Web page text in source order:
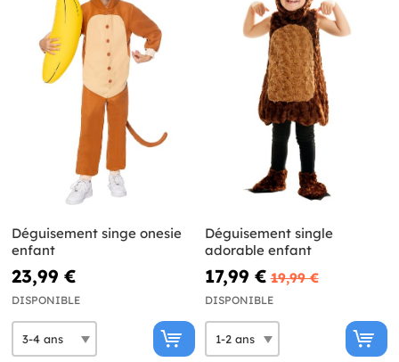
Déguisement singe onesie
enfant
23,99 €
DISPONIBLE
Déguisement single
adorable enfant
17,99 € 19,99 €
DISPONIBLE